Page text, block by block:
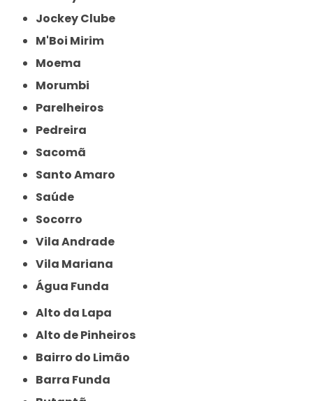
Jockey Clube
M'Boi Mirim
Moema
Morumbi
Parelheiros
Pedreira
Sacomã
Santo Amaro
Saúde
Socorro
Vila Andrade
Vila Mariana
Água Funda
Alto da Lapa
Alto de Pinheiros
Bairro do Limão
Barra Funda